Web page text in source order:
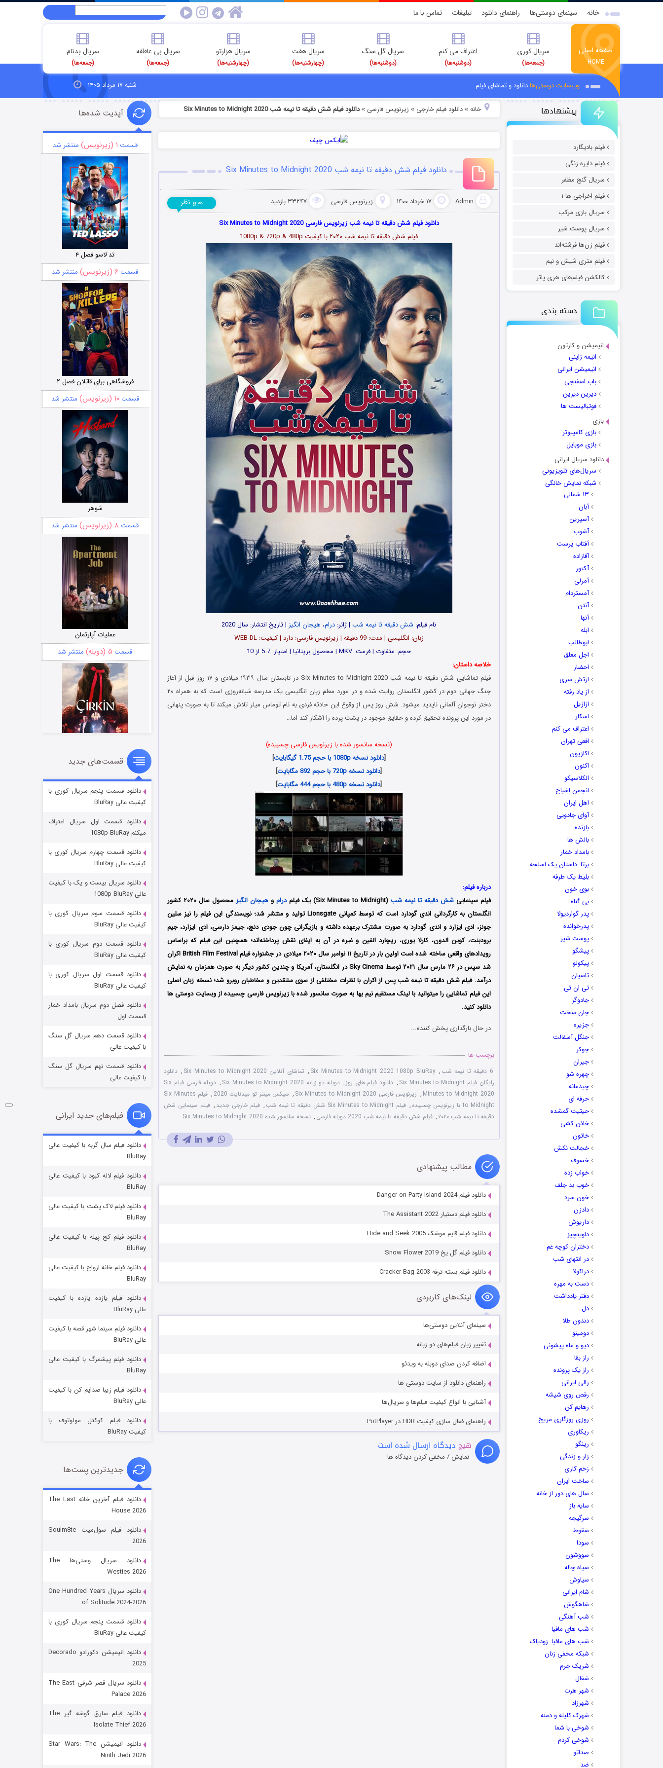
خانه سینمای دوستی‌ها راهنمای دانلود تبلیغات تماس با ما
صفحه اصلی
HOME
سریال کوری
(جمعه‌ها)
اعتراف می کنم
(دوشنبه‌ها)
سریال گل سنگ
(دوشنبه‌ها)
سریال هفت
(چهارشنبه‌ها)
سریال هزارتو
(چهارشنبه‌ها)
سریال بی عاطفه
(جمعه‌ها)
سریال بدنام
(جمعه‌ها)
وب‌سایت دوستی‌هادانلود و تماشای فیلم شنبه ۱۷ مرداد ۱۴۰۵
پیشنهادها
فیلم بادیگارد
فیلم دایره زنگی
سریال گنج مظفر
فیلم اخراجی ها ۱
سریال بازی مرکب
سریال پوست شیر
فیلم زن‌ها فرشته‌اند
فیلم متری شیش و نیم
کالکشن فیلم‌های هری پاتر
دسته بندی
انیمیشن و کارتون
انیمه ژاپنی
انیمیشن ایرانی
باب اسفنجی
دیرین دیرین
فوتبالیست ها
بازی
بازی کامپیوتر
بازی موبایل
دانلود سریال ایرانی
سریال‌های تلویزیونی
شبکه نمایش خانگی
۱۳ شمالی
آبان
آسپرین
آشوب
آفتاب پرست
آقازاده
آکتور
آمرلی
آمستردام
آنتن
آنها
ابله
ابوطالب
اجل معلق
احضار
ارتش سری
از یاد رفته
ازازیل
اسکار
اعتراف می کنم
افعی تهران
اکازیون
اکنون
الکلاسیکو
انجمن اشباح
اهل ایران
آوای جادویی
بازنده
بالش ها
بامداد خمار
برتا: داستان یک اسلحه
بلیط یک‌‌ طرفه
بوی خون
بی گناه
پدر گواردیولا
پدرخوانده
پوست شیر
پیشگو
پیکولو
تاسیان
تی ان تی
جادوگر
جان سخت
جزیره
جنگل آسفالت
جوکر
جیران
چهره شو
چیدمانه
حرفه ای
حیثیت گمشده
خائن کشی
خاتون
خجالت نکش
خسوف
خواب زده
خوب بد جلف
خون سرد
دادزن
داریوش
داوینچیز
دختران کوچه غم
در انتهای شب
دراکولا
دست به مهره
دفتر یادداشت
دل
دندون طلا
دومینو
دیو و ماه پیشونی
راز بقا
راز یک پرونده
رالی ایرانی
رقص روی شیشه
رهایم کن
روزی روزگاری مریخ
ریکاوری
رینگو
زار و زندگی
زخم کاری
ساخت ایران
سال های دور از خانه
سایه باز
سرگیجه
سقوط
سودا
سووشون
سیاه چاله
سیاوش
شام ایرانی
شاهگوش
شب آهنگی
شب های مافیا
شب های مافیا: زودیاک
شبکه مخفی زنان
شریک جرم
شغال
شهر هرت
شهرزاد
شهرک کلیله و دمنه
شوخی با شما
شوخی کردم
صداتو
ضد
خانه» دانلود فیلم خارجی » زیرنویس فارسی »دانلود فیلم شش دقیقه تا نیمه شب Six Minutes to Midnight 2020
دانلود فیلم شش دقیقه تا نیمه شب Six Minutes to Midnight 2020
Admin ۱۷ خرداد ۱۴۰۰ زیرنویس فارسی ۳۳۲۴۷ بازدید هیچ نظر
دانلود فیلم شش دقیقه تا نیمه شب زیرنویس فارسی Six Minutes to Midnight 2020
فیلم شش دقیقه تا نیمه شب ۲۰۲۰ با کیفیت 1080p & 720p & 480p
نام فیلم: شش دقیقه تا نیمه شب| ژانر: درام، هیجان انگیز | تاریخ انتشار: سال 2020
زبان: انگلیسی | مدت: 99 دقیقه | زیرنویس فارسی: دارد | کیفیت: WEB-DL
حجم: متفاوت | فرمت: MKV | محصول بریتانیا | امتیاز: 5.7 از 10
خلاصه داستان:
فیلم تماشایی شش دقیقه تا نیمه شب Six Minutes to Midnight 2020 در تابستان سال ۱۹۳۹ میلادی و ۱۷ روز قبل از آغاز
جنگ جهانی دوم در کشور انگلستان روایت شده و در مورد معلم زبان انگلیسی یک مدرسه شبانه‌روزی است که به همراه ۲۰
دختر نوجوان آلمانی ناپدید میشود. شش روز پس از وقوع این حادثه فردی به نام توماس میلر تلاش میکند تا به صورت پنهانی
در مورد این پرونده تحقیق کرده و حقایق موجود در پشت پرده را آشکار کند اما…
(نسخه سانسور شده با زیرنویس فارسی چسبیده)
[دانلود نسخه 1080p با حجم 1.75 گیگابایت
]
[دانلود نسخه 720p با حجم 892 مگابایت
]
[دانلود نسخه 480p با حجم 444 مگابایت ]
درباره فیلم:
فیلم سینماییشش دقیقه تا نیمه شب (Six Minutes to Midnight) یک فیلم درام وهیجان انگیز
محصول سال ۲۰۲۰ کشور
انگلستان به کارگردانی اندی گودارد است که توسط کمپانی Lionsgate تولید و منتشر شد؛ نویسندگی این فیلم را نیز سلین
جونز، ادی ایزارد و اندی گودارد به صورت مشترک برعهده داشته و بازیگرانی چون جودی دنچ، جیمز دارسی، ادی ایزارد، جیم
برودبنت، کوین الدون، کارلا یوری، ریچارد الفین و غیره در آن به ایفای نقش پرداخته‌اند؛ همچنین این فیلم که براساس
رویدادهای واقعی ساخته شده است اولین بار در تاریخ ۱۱ نوامبر سال ۲۰۲۰ میلادی در جشنواره فیلم British Film Festival اکران
شد سپس در ۲۶ مارس سال ۲۰۲۱ توسط Sky Cinema در انگلستان، آمریکا و چندین کشور دیگر به صورت همزمان به نمایش
درآمد. فیلم شش دقیقه تا نیمه شب پس از اکران با نظرات مختلفی از سوی منتقدین و مخاطبان روبرو شد؛ نسخه زبان اصلی
این فیلم تماشایی را میتوانید با لینک مستقیم نیم بها به صورت سانسور شده با زیرنویس فارسی چسبیده از وبسایت دوستی ها
دانلود کنید.
در حال بارگذاری پخش کننده...
برچسب ها
6 دقیقه تا نیمه شب
,
Six Minutes to Midnight 2020 1080p BluRay
, تماشای آنلاین Six Minutes to Midnight 2020 , دانلود
رایگان فیلم Six Minutes to Midnight
, دانلود فیلم های روز , دوبله دو زبانه Six Minutes to Midnight 2020 ,
دوبله فارسی فیلم Six
Minutes to Midnight 2020
, زیرنویس فارسی Six Minutes to Midnight 2020 , سیکس مینتز تو میدنایت 2020 ,
فیلم Six Minutes
to Midnight با زیرنویس چسبیده
, فیلم Six Minutes to Midnight شش دقیقه تا نیمه شب , فیلم خارجی جدید , فیلم سینمایی شش
دقیقه تا نیمه شب ۲۰۲۰
, فیلم شش دقیقه تا نیمه شب 2020 دوبله فارسی , نسخه سانسور شده Six Minutes to Midnight 2020
مطالب پیشنهادی
دانلود فیلم Danger on Party Island 2024
دانلود فیلم دستیار The Assistant 2022
دانلود فیلم قایم موشک Hide and Seek 2005
دانلود فیلم گل یخ Snow Flower 2019
دانلود فیلم بسته ترقه Cracker Bag 2003
لینک‌های کاربردی
سینمای آنلاین دوستی‌ها
تغییر زبان فیلم‌های دو زبانه
اضافه کردن صدای دوبله به ویدئو
راهنمای دانلود از سایت دوستی ها
آشنایی با انواع کیفیت فیلم‌ها و سریال‌ها
راهنمای فعال سازی کیفیت HDR در PotPlayer
هیچ دیدگاه ارسال شده است
نمایش / مخفی کردن دیدگاه ها
آپدیت شده‌ها
قسمت ۱ (زیرنویس) منتشر شد
تد لاسو فصل ۴
قسمت ۶ (زیرنویس) منتشر شد
فروشگاهی برای قاتلان فصل ۲
قسمت۱۰ (زیرنویس) منتشر شد
شوهر
قسمت ۸ (زیرنویس) منتشر شد
عملیات آپارتمان
قسمت ۵ (دوبله) منتشر شد
سریال زشت
قسمت۲ (زیرنویس) منتشر شد
مردگان متحرک: شهر مرده ۳
شکست استوارت در نجات جهان
قسمت ۷ (زیرنویس) منتشر شد
شوگر فصل ۲
قسمت
خاندان اژدها فصل ۳
جادوگری در مغولستان
قسمت
رویایی برای تو
قسمت
قسمت‌های جدید
دانلود قسمت پنجم سریال کوری با
کیفیت عالی BluRay
دانلود قسمت اول سریال اعتراف
میکنم 1080p BluRay
دانلود قسمت چهارم سریال کوری با
کیفیت عالی BluRay
دانلود سریال بیست و یک با کیفیت
عالی 1080p BluRay
دانلود قسمت سوم سریال کوری با
کیفیت عالی BluRay
دانلود قسمت دوم سریال کوری با
کیفیت عالی BluRay
دانلود قسمت اول سریال کوری با
کیفیت عالی BluRay
دانلود فصل دوم سریال بامداد خمار
قسمت اول
دانلود قسمت دهم سریال گل سنگ
با کیفیت عالی
دانلود قسمت نهم سریال گل سنگ
با کیفیت عالی
فیلم‌های جدید ایرانی
دانلود فیلم سال گربه با کیفیت عالی
BluRay
دانلود فیلم لاله کبود با کیفیت عالی
BluRay
دانلود فیلم لاک پشت با کیفیت عالی
BluRay
دانلود فیلم کج‌ پیله با کیفیت عالی
BluRay
دانلود فیلم خانه ارواح با کیفیت عالی
BluRay
دانلود فیلم یازده یازده با کیفیت
عالی BluRay
دانلود فیلم سینما شهر قصه با کیفیت
عالی BluRay
دانلود فیلم پیشمرگ با کیفیت عالی
BluRay
دانلود فیلم زیبا صدایم کن با کیفیت
عالی BluRay
دانلود فیلم کوکتل مولوتوف با
کیفیت BluRay
جدیدترین پست‌ها
دانلود فیلم آخرین خانه The Last
House 2026
دانلود فیلم سول‌میت Soulm8te
2026
دانلود سریال وستی‌ها The
Westies 2026
دانلود سریال One Hundred Years
of Solitude 2024-2026
دانلود قسمت پنجم سریال کوری با
کیفیت عالی BluRay
دانلود انیمیشن دکورادو Decorado
2025
دانلود سریال قصر شرقی The East
Palace 2026
دانلود فیلم سارق گوشه گیر The
Isolate Thief 2026
دانلود انیمیشن Star Wars: The
Ninth Jedi 2026